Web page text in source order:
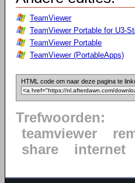
TeamViewer
TeamViewer Portable for U3-
TeamViewer Portable
TeamViewer (PortableApps)
HTML code om naar deze pagina te
Trefwoorden:
teamviewer
share
internet